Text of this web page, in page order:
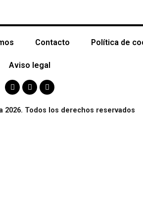
Contacto Política de
Aviso legal
2026. Todos los derechos reservados